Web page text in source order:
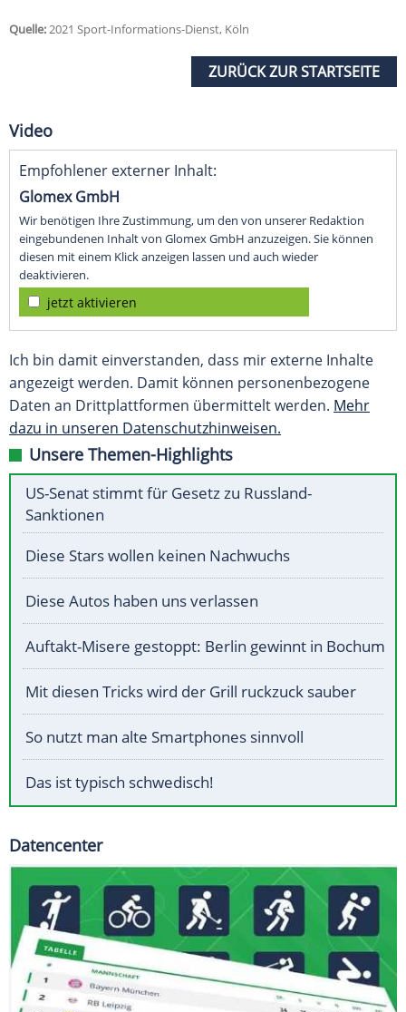
Quelle:2021 Sport-Informations-Dienst, Köln
ZURÜCK ZUR STARTSEITE
Video
Empfohlener externer Inhalt:
Glomex GmbH
Wir benötigen Ihre Zustimmung, um den von unserer Redaktion
eingebundenen Inhalt von Glomex GmbH anzuzeigen. Sie können
diesen mit einem Klick anzeigen lassen und auch wieder
deaktivieren.
jetzt aktivieren
Ich bin damit einverstanden, dass mir externe Inhalte
angezeigt werden. Damit können personenbezogene
Daten an Drittplattformen übermittelt werden. Mehr
dazu in unseren Datenschutzhinweisen.
Unsere Themen-Highlights
US-Senat stimmt für Gesetz zu Russland-
Sanktionen
Diese Stars wollen keinen Nachwuchs
Diese Autos haben uns verlassen
Auftakt-Misere gestoppt: Berlin gewinnt in Bochum
Mit diesen Tricks wird der Grill ruckzuck sauber
So nutzt man alte Smartphones sinnvoll
Das ist typisch schwedisch!
Datencenter